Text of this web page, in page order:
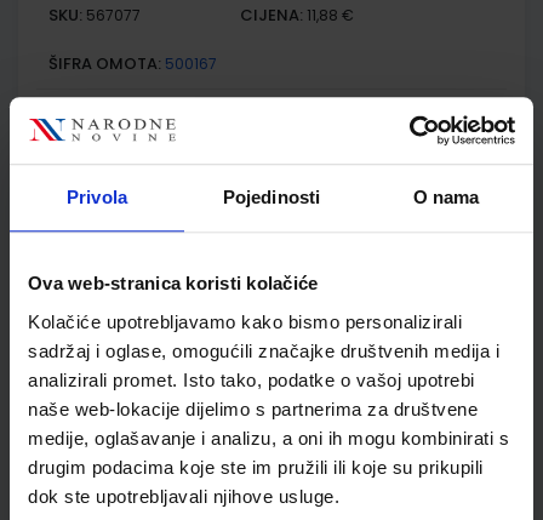
Privola Pojedinosti O nama
Ova web-stranica koristi kolačiće
Kolačiće upotrebljavamo kako bismo personalizirali
sadržaj i oglase, omogućili značajke društvenih medija i
analizirali promet. Isto tako, podatke o vašoj upotrebi
naše web-lokacije dijelimo s partnerima za društvene
medije, oglašavanje i analizu, a oni ih mogu kombinirati s
drugim podacima koje ste im pružili ili koje su prikupili
dok ste upotrebljavali njihove usluge.
SKU: 567077 CIJENA: 11,88 €
ŠIFRA OMOTA: 500167
Udžbenik
MOJA DOMENA 2; radna bilježnica iz informatike za drugi
Nakladnik:
ALFA d.d. Registarski broj ministarstva:
SKU:567078 CIJENA:9,50 €
ŠIFRA OMOTA: 500160
Udžbenik Omot
POGLED U SVIJET 2, TRAGOM PRIRODE I DRUŠTVA; 1. dio, radni